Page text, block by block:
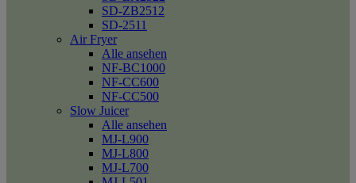
SD-ZB2512
SD-2511
Air Fryer
Alle ansehen
NF-BC1000
NF-CC600
NF-CC500
Slow Juicer
Alle ansehen
MJ-L900
MJ-L800
MJ-L700